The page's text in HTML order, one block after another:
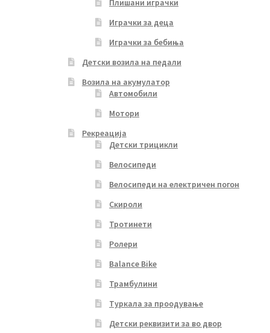
Плишани играчки
Играчки за деца
Играчки за бебиња
Детски возила на педали
Возила на акумулатор
Автомобили
Мотори
Рекреација
Детски трицикли
Велосипеди
Велосипеди на електричен погон
Скироли
Тротинети
Ролери
Balance Bike
Трамбулини
Туркала за проодување
Детски реквизити за во двор